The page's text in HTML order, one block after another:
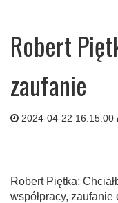
Robert
zaufanie
2024-04-22 16:15:00
Robert Piętka:
współpracy, zaufanie